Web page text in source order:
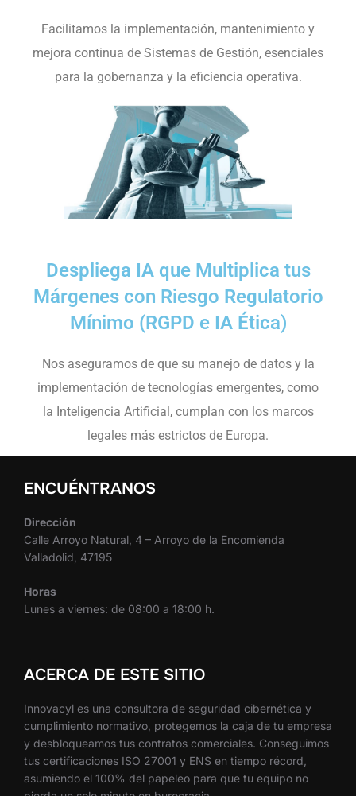
Facilitamos la implementación, mantenimiento y
mejora continua de Sistemas de Gestión, esenciales
para la gobernanza y la eficiencia operativa.
Despliega IA que Multiplica tus
Márgenes con Riesgo Regulatorio
Mínimo (RGPD e IA Ética)
Nos aseguramos de que su manejo de datos y la
implementación de tecnologías emergentes, como
la Inteligencia Artificial, cumplan con los marcos
legales más estrictos de Europa.
ENCUÉNTRANOS
Dirección
Calle Arroyo Natural, 4 – Arroyo de la Encomienda
Valladolid, 47195
Horas
Lunes a viernes: de 08:00 a 18:00 h.
ACERCA DE ESTE SITIO
Innovacyl es una consultora de seguridad cibernética y
cumplimiento normativo, protegemos la caja de tu empresa
y desbloqueamos tus contratos comerciales. Conseguimos
tus certificaciones ISO 27001 y ENS en tiempo récord,
asumiendo el 100% del papeleo para que tu equipo no